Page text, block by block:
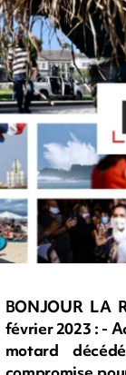
BONJOUR LA
février 2023 : -
motard